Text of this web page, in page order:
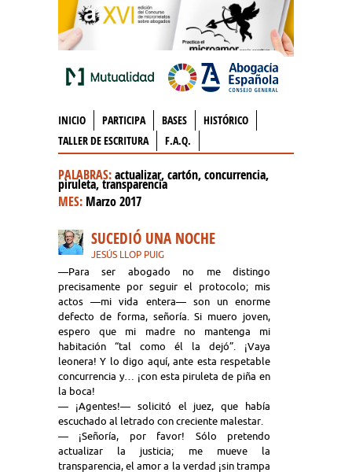
INICIO PARTICIPA BASES
HISTÓRICO
TALLER DE ESCRITURA
F.A.Q.
PALABRAS:actualizar, cartón, concurrencia,
piruleta, transparencia
MES: Marzo 2017
SUCEDIÓ UNA NOCHE
JESÚS LLOP PUIG
—Para ser abogado no me distingo
precisamente por seguir el protocolo; mis
actos —mi vida entera— son un enorme
defecto de forma, señoría. Si muero joven,
espero que mi madre no mantenga mi
habitación “tal como él la dejó”. ¡Vaya
leonera! Y lo digo aquí, ante esta respetable
concurrencia y… ¡con esta piruleta de piña en
la boca!
— ¡Agentes!— solicitó el juez, que había
escuchado al letrado con creciente malestar.
— ¡Señoría, por favor! Sólo pretendo
actualizar la justicia; me mueve la
transparencia, el amor a la verdad ¡sin trampa